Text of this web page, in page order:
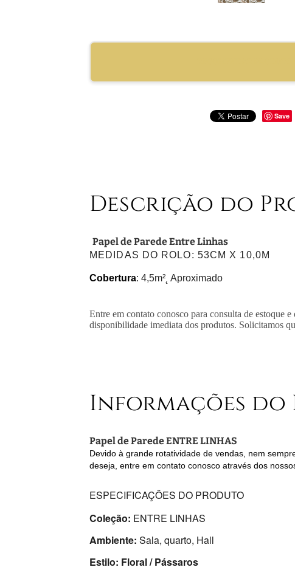
Save
Descrição do
Papel de Parede Entre Linhas
MEDIDAS DO ROLO: 53CM X 10,0M
Cobertura: 4,5m²˛ Aproximado
Entre em contato conosco para consulta de estoque
disponibilidade imediata dos produtos. Solicitamos
Informações
Papel de Parede ENTRE LINHAS
Devido à grande rotatividade de vendas, nem
deseja, entre em contato conosco através dos
ESPECIFICAÇÕES DO PRODUTO
Coleção: ENTRE LINHAS
Ambiente: Sala, quarto, Hall
Estilo: Floral / Pássaros